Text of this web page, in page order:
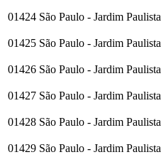
01424 São Paulo - Jardim Paulista
01425 São Paulo - Jardim Paulista
01426 São Paulo - Jardim Paulista
01427 São Paulo - Jardim Paulista
01428 São Paulo - Jardim Paulista
01429 São Paulo - Jardim Paulista